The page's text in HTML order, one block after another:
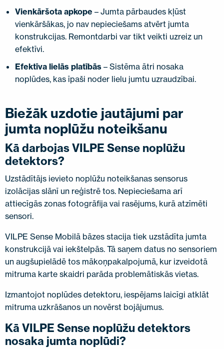
Vienkāršota apkope – Jumta pārbaudes kļūst
vienkāršākas, jo nav nepieciešams atvērt jumta
konstrukcijas. Remontdarbi var tikt veikti uzreiz un
efektīvi.
Efektīva lielās platībās – Sistēma ātri nosaka
noplūdes, kas īpaši noder lielu jumtu uzraudzībai.
Biežāk uzdotie jautājumi par
jumta noplūžu noteikšanu
Kā darbojas VILPE Sense noplūžu
detektors?
Uzstādītājs ievieto noplūžu noteikšanas sensorus
izolācijas slānī un reģistrē tos. Nepieciešama arī
attiecīgās zonas fotogrāfija vai rasējums, kurā atzīmēti
sensori.
VILPE Sense Mobilā bāzes stacija tiek uzstādīta jumta
konstrukcijā vai iekštelpās. Tā saņem datus no sensoriem
un augšupielādē tos mākoņpakalpojumā, kur izveidotā
mitruma karte skaidri parāda problemātiskās vietas.
Izmantojot noplūdes detektoru, iespējams laicīgi atklāt
mitruma uzkrāšanos un novērst bojājumus.
Kā VILPE Sense noplūžu detektors
nosaka jumta noplūdi?